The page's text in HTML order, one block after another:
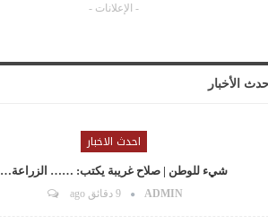
- الإعلانات -
الأخبار
احدث الاخبار
شيء للوطن | صلاح غريبة يكتب: …… الزراعة…
ADMIN 9 دقائق ago